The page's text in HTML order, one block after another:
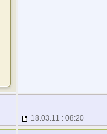
18.03.11 : 08:20